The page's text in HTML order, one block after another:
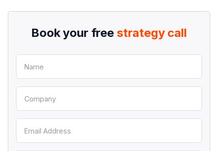
Book your free strategy call